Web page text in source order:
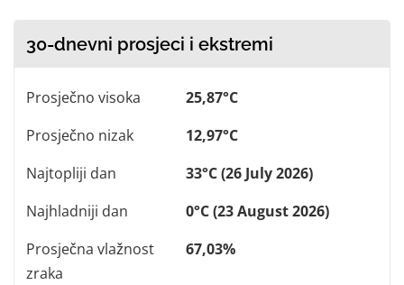
30-dnevni prosjeci i ekstremi
Prosječno visoka
25,87°C
Prosječno nizak
12,97°C
Najtopliji dan
33°C (26 July 2026)
Najhladniji dan
0°C (23 August 2026)
Prosječna vlažnost
zraka
67,03%